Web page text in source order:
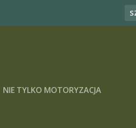
NIE TYLKO MOTORYZACJA